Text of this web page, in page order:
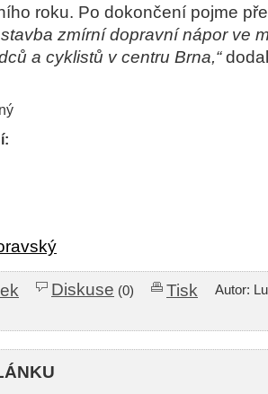
roku. Po dokončení pojme
zmírní dopravní nápor ve
a cyklistů v centru Brna,“
Diskuse (0) Tisk
Autor: